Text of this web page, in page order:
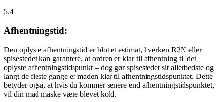
5.4
Afhentningstid:
Den oplyste afhentningstid er blot et estimat, hverken R2N eller
spisestedet kan garantere, at ordren er klar til afhentning til det
oplyste afhentningstidspunkt – dog gør spisestedet sit allerbedste og
langt de fleste gange er maden klar til afhentningstidspunktet. Dette
betyder også, at hvis du kommer senere end afhentningstidspunktet,
vil din mad måske være blevet kold.